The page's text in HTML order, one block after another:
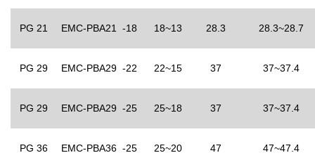
PG 21 EMC-PBA21 -18 18~13 28.3 28.3~28.7
PG 29 EMC-PBA29 -22 22~15 37 37~37.4
PG 29 EMC-PBA29 -25 25~18 37 37~37.4
PG 36 EMC-PBA36 -25 25~20 47 47~47.4